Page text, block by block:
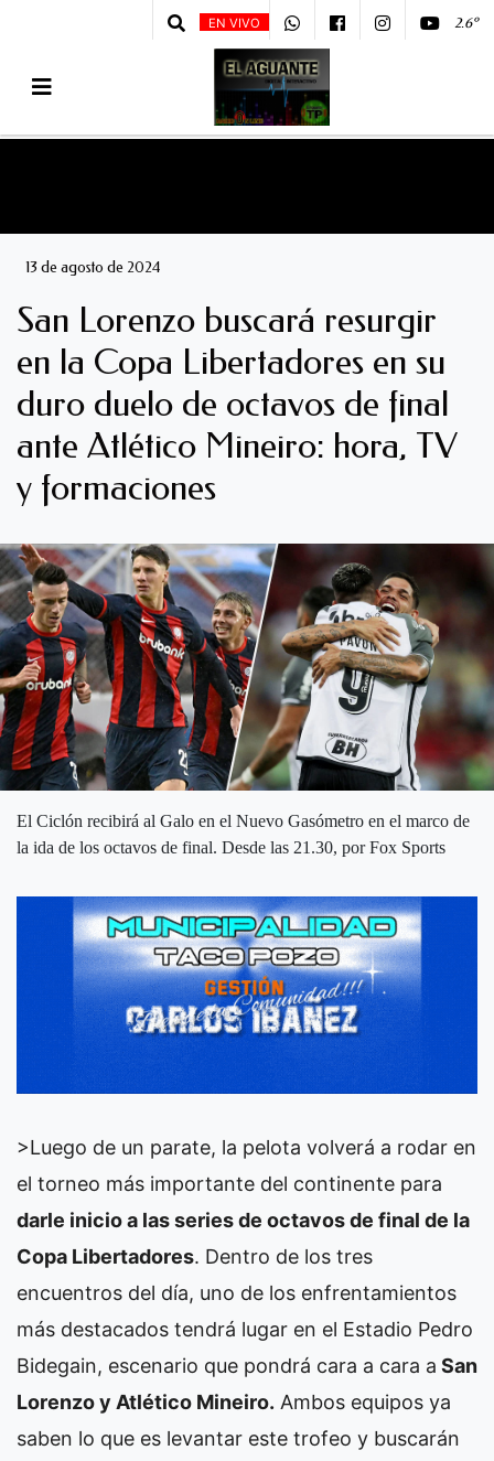
EN VIVO 2.6º
13 de agosto de 2024
San Lorenzo buscará resurgir
en la Copa Libertadores en su
duro duelo de octavos de final
ante Atlético Mineiro: hora, TV
y formaciones
El Ciclón recibirá al Galo en el Nuevo Gasómetro en el marco de
la ida de los octavos de final. Desde las 21.30, por Fox Sports
>Luego de un parate, la pelota volverá a rodar en
el torneo más importante del continente para
darle inicio a las series de octavos de final de la
Copa Libertadores. Dentro de los tres
encuentros del día, uno de los enfrentamientos
más destacados tendrá lugar en el Estadio Pedro
Bidegain, escenario que pondrá cara a cara a San
Lorenzo y Atlético Mineiro. Ambos equipos ya
saben lo que es levantar este trofeo y buscarán